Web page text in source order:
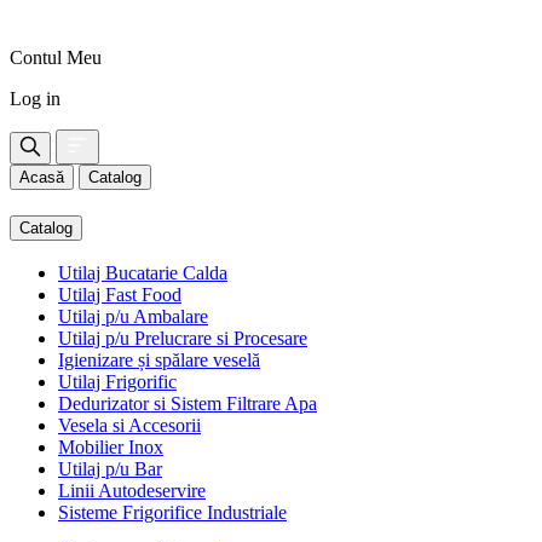
Contul Meu
Log in
Acasă Catalog
Catalog
Utilaj Bucatarie Calda
Utilaj Fast Food
Utilaj p/u Ambalare
Utilaj p/u Prelucrare si Procesare
Igienizare și spălare veselă
Utilaj Frigorific
Dedurizator si Sistem Filtrare Apa
Vesela si Accesorii
Mobilier Inox
Utilaj p/u Bar
Linii Autodeservire
Sisteme Frigorifice Industriale